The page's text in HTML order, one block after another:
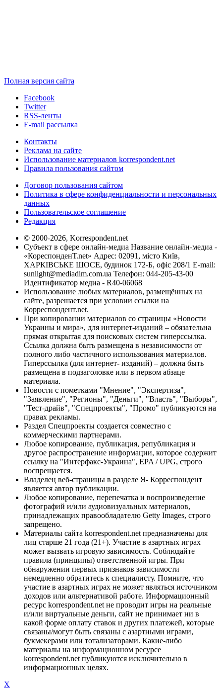
Полная версия сайта
Facebook
Twitter
RSS-ленты
E-mail рассылка
Контакты
Реклама на сайте
Использование материалов korrespondent.net
Правила пользования сайтом
Договор пользования сайтом
Политика в сфере конфиденциальности и персональных
данных
Пользовательское соглашение
Редакция
© 2000-2026, Korrespondent.net
Субъект в сфере онлайн-медиа Название онлайн-медиа -
«КореспонденТ.net» Адрес: 02091, місто Київ,
ХАРКІВСЬКЕ ШОСЕ, будинок 172-Б, офіс 208/1 E-mail:
sunlight@mediadim.com.ua Телефон: 044-205-43-00
Идентификатор медиа - R40-06068
Использование любых материалов, размещённых на
сайте, разрешается при условии ссылки на
Корреспондент.net.
При копировании материалов со страницы «Новости
Украины и мира», для интернет-изданий – обязательна
прямая открытая для поисковых систем гиперссылка.
Ссылка должна быть размещена в независимости от
полного либо частичного использования материалов.
Гиперссылка (для интернет- изданий) – должна быть
размещена в подзаголовке или в первом абзаце
материала.
Новости с пометками "Мнение", "Экспертиза",
"Заявление", "Регионы", "Деньги", "Власть", "Выборы",
"Тест-драйв", "Спецпроекты", "Промо" публикуются на
правах рекламы.
Раздел Спецпроекты создается совместно с
коммерческими партнерами.
Любое копирование, публикация, републикация и
другое распространение информации, которое содержит
ссылку на "Интерфакс-Украина", EPA / UPG, строго
воспрещается.
Владелец веб-страницы в разделе Я- Корреспондент
является автор публикации.
Любое копирование, перепечатка и воспроизведение
фотографий и/или аудиовизуальных материалов,
принадлежащих правообладателю Getty Images, строго
запрещено.
Материалы сайта korrespondent.net предназначены для
лиц старше 21 года (21+). Участие в азартных играх
может вызвать игровую зависимость. Соблюдайте
правила (принципы) ответственной игры. При
обнаружении первых признаков зависимости
немедленно обратитесь к специалисту. Помните, что
участие в азартных играх не может являться источником
доходов или альтернативой работе. Информационный
ресурс korrespondent.net не проводит игры на реальные
и/или виртуальные деньги, сайт не принимает ни в
какой форме оплату ставок и других платежей, которые
связаны/могут быть связаны с азартными играми,
букмекерами или тотализаторами. Какие-либо
материалы на информационном ресурсе
korrespondent.net публикуются исключительно в
информационных целях.
X